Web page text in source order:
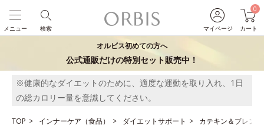
マイページ
0
カート
検索
メニュー
オルビス初めての方へ
公式通販だけの特別セット販売中！
※健康的なダイエットのために、適度な運動を取り入れ、1日
の総カロリー量を意識してください。
TOP インナーケア（食品） ダイエットサポート カテキン＆ブレン